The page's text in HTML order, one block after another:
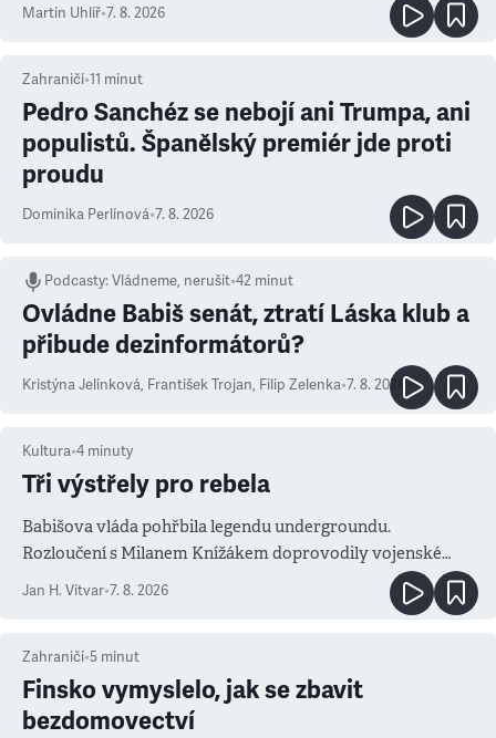
Martin Uhlíř•7. 8. 2026
Zahraničí•11 minut
Pedro Sanchéz se nebojí ani Trumpa, ani
populistů. Španělský premiér jde proti
proudu
Dominika Perlínová•7. 8. 2026
Podcasty:Vládneme, nerušit•42 minut
Ovládne Babiš senát, ztratí Láska klub a
přibude dezinformátorů?
Kristýna Jelínková, František Trojan, Filip Zelenka•7. 8. 2026
Kultura•4 minuty
Tři výstřely pro rebela
Babišova vláda pohřbila legendu undergroundu.
Rozloučení s Milanem Knížákem doprovodily vojenské
salvy i kritika pokrokářů
Jan H. Vitvar•7. 8. 2026
Zahraničí•5 minut
Finsko vymyslelo, jak se zbavit
bezdomovectví